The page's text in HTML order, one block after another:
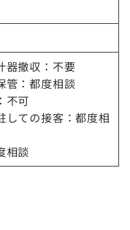
器撤収：不要
管：都度相談
不可
しての接客：都度相
相談